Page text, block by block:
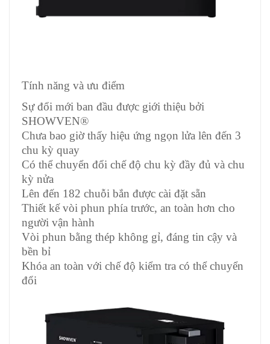
Tính năng và ưu điểm
Sự đổi mới ban đầu được giới thiệu bởi
SHOWVEN®
Chưa bao giờ thấy hiệu ứng ngọn lửa lên đến 3
chu kỳ quay
Có thể chuyển đổi chế độ chu kỳ đầy đủ và chu
kỳ nửa
Lên đến 182 chuỗi bắn được cài đặt sẵn
Thiết kế vòi phun phía trước, an toàn hơn cho
người vận hành
Vòi phun bằng thép không gỉ, đáng tin cậy và
bền bỉ
Khóa an toàn với chế độ kiểm tra có thể chuyển
đổi